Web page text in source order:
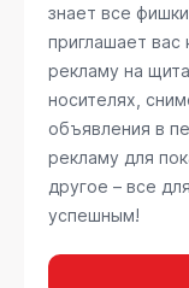
знает все
приглашает
рекламу на
носителях,
объявления в
рекламу для
другое – все
успешным!